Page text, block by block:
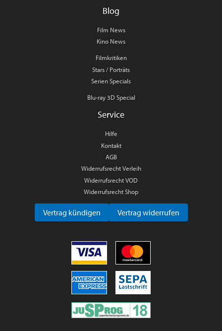
Blog
Film News
Kino News
Filmkritiken
Stars / Porträts
Serien Specials
Blu-ray 3D Special
Service
Hilfe
Kontakt
AGB
Widerrufsrecht Verleih
Widerrufsrecht VOD
Widerrufsrecht Shop
Vertrag kündigen Vertrag widerrufen